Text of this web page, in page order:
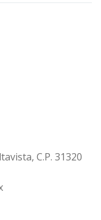
C.P. 31320